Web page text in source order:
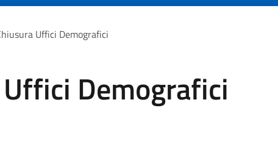
Uffici Demografici
Demografici